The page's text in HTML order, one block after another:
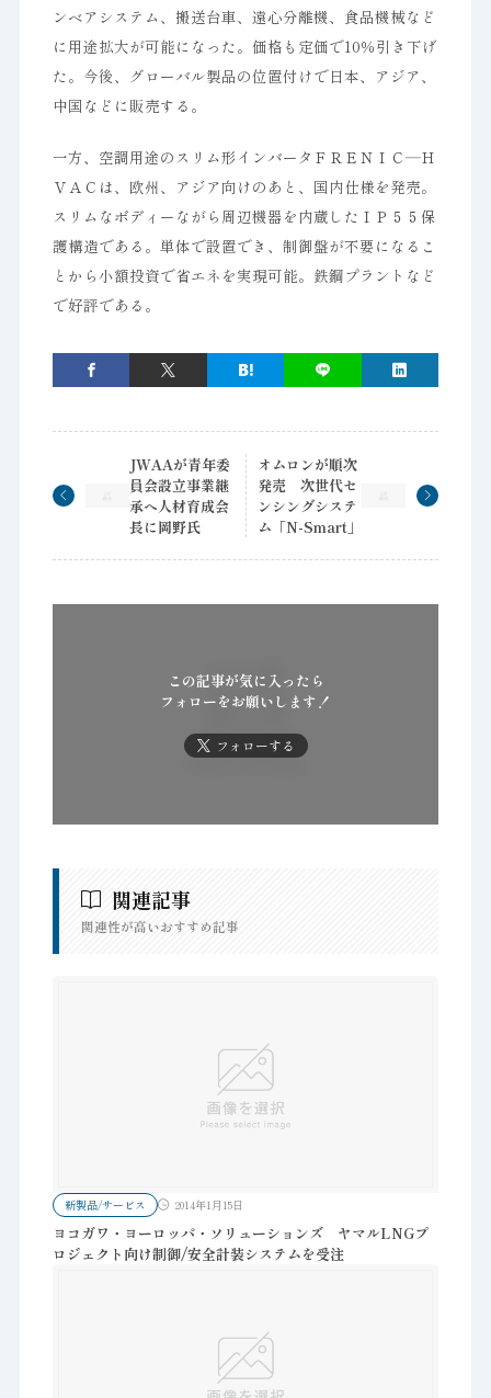
ンベアシステム、搬送台車、遠心分離機、食品機械など
に用途拡大が可能になった。価格も定価で10％引き下げ
た。今後、グローバル製品の位置付けで日本、アジア、
中国などに販売する。
一方、空調用途のスリム形インバータＦＲＥＮＩＣ―Ｈ
ＶＡＣは、欧州、アジア向けのあと、国内仕様を発売。
スリムなボディーながら周辺機器を内蔵したＩＰ５５保
護構造である。単体で設置でき、制御盤が不要になるこ
とから小額投資で省エネを実現可能。鉄鋼プラントなど
で好評である。
JWAAが青年委
員会設立事業継
承へ人材育成会
長に岡野氏
オムロンが順次
発売 次世代セ
ンシングシステ
ム「N-Smart」
この記事が気に入ったら
フォローをお願いします！
フォローする
関連記事
関連性が高いおすすめ記事
新製品/サービス 2014年1月15日
ヨコガワ・ヨーロッパ・ソリューションズ ヤマルLNGプ
ロジェクト向け制御/安全計装システムを受注